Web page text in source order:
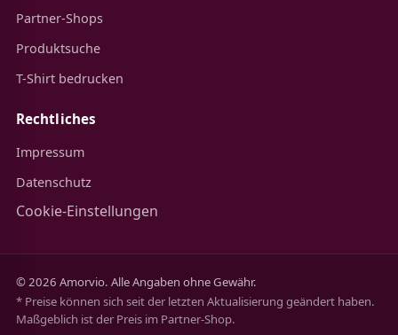
Partner-Shops
Produktsuche
T-Shirt bedrucken
Rechtliches
Impressum
Datenschutz
Cookie-Einstellungen
© 2026 Amorvio. Alle Angaben ohne Gewähr.
* Preise können sich seit der letzten Aktualisierung geändert haben.
Maßgeblich ist der Preis im Partner-Shop.